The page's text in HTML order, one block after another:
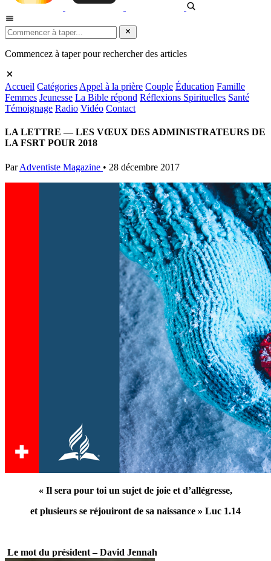
Commencez à taper pour rechercher des articles
Accueil Catégories Appel à la prière Couple Éducation Famille
Femmes Jeunesse La Bible répond Réflexions Spirituelles Santé
Témoignage Radio Vidéo Contact
LA LETTRE — LES VŒUX DES ADMINISTRATEURS DE
LA FSRT POUR 2018
Par Adventiste Magazine • 28 décembre 2017
« Il sera pour toi un sujet de joie et d’allégresse,
et plusieurs se réjouiront de sa naissance » Luc 1.14
Le mot du président – David Jennah